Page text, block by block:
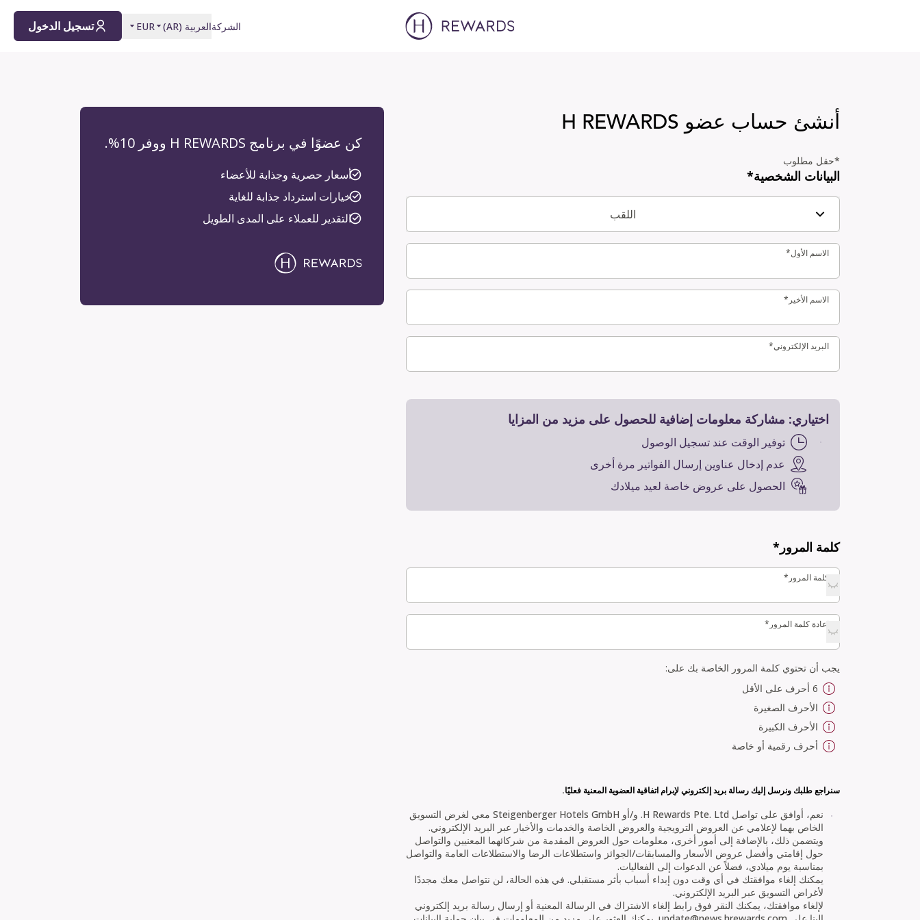
الشركةالعربية (
AR
)
EUR تسجيل الدخول
أنشئ حساب عضو H REWARDS
أنشئ حساب عضو H REWARDS
*حقل مطلوب
البيانات الشخصية*
اللقب
الاسم الأول*
الاسم الأول*
الاسم الأخير*
الاسم الأخير*
البريد الإلكتروني*
البريد الإلكتروني*
اختياري: مشاركة معلومات إضافية للحصول على مزيد من المزايا
توفير الوقت عند تسجيل الوصول
عدم إدخال عناوين إرسال الفواتير مرة أخرى
الحصول على عروض خاصة لعيد ميلادك
كلمة المرور*
كلمة المرور*
كلمة المرور*
إعادة كلمة المرور*
إعادة كلمة المرور*
يجب أن تحتوي كلمة المرور الخاصة بك على:
6 أحرف على الأقل
الأحرف الصغيرة
الأحرف الكبيرة
أحرف رقمية أو خاصة
سنراجع طلبك ونرسل إليك رسالة بريد إلكتروني لإبرام اتفاقية العضوية المعنية فعليًا.
نعم، أوافق على تواصل H Rewards Pte. Ltd. و/أو Steigenberger Hotels GmbH معي لغرض التسويق
الخاص بهما لإعلامي عن العروض الترويجية والعروض الخاصة والخدمات والأخبار عبر البريد الإلكتروني.
ويتضمن ذلك، بالإضافة إلى أمور أخرى، معلومات حول العروض المقدمة من شركائهما المعنيين والتواصل
حول إقامتي وأفضل عروض الأسعار والمسابقات/الجوائز واستطلاعات الرضا والاستطلاعات العامة والتواصل
بمناسبة يوم ميلادي، فضلاً عن الدعوات إلى الفعاليات.
يمكنك إلغاء موافقتك في أي وقت دون إبداء أسباب بأثر مستقبلي. في هذه الحالة، لن نتواصل معك مجددًا
لأغراض التسويق عبر البريد الإلكتروني.
لإلغاء موافقتك، يمكنك النقر فوق رابط إلغاء الاشتراك في الرسالة المعنية أو إرسال رسالة بريد إلكتروني
كن عضوًا في برنامج H REWARDS ووفر 10%.
أسعار حصرية وجذابة للأعضاء
خيارات استرداد جذابة للغاية
التقدير للعملاء على المدى الطويل